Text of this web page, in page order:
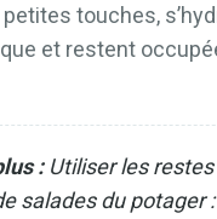
touches,
et restent
:Utiliser les
salades du potager